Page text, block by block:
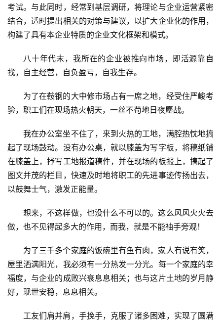
考试。与此同时，经常到基层调研，将理论与企业运营紧密
结合，适时提出相关的对策与建议，以扩大企业化的作用，
构建了具有本企业特质的企业文化框架和模式。
八十年代末，我所在的企业被推向市场，即活源靠自
找，自主经营，自负盈亏，自我生存。
为了在鞍钢的大中修市场占有一席之地，经受住严峻考
验，职工们在现场热火朝天，一丝不苟地日夜鏖战。
我在办公室坐不住了，来到火热的工地，满腔热忱地搞
起了现场鼓动。没有办公桌，就以膝盖为写字板，将稿纸铺
在膝盖上，抒写工地报道稿件，并在现场的板报上，搞起了
图文并茂的栏目，快速及时地将职工的先进事迹传扬出去，
以鼓舞士气，激发正能量。
想来，不这样做，也没什么不可以的。这么风风火火去
做，也不见得起多大的作用，而我，就是不能袖手旁观！
为了三千多个家庭的饭碗里有鱼有肉，家人有说有笑，
屋里洒满阳光，我必须有一分热发一分光。每一个家庭的幸
福度，与企业的成败兴衰息息相关；也与这片土地的岁月静
好，现世安稳，息息相关。
工友们肩并肩，手挽手，克服了诸多困难，实现了圆满